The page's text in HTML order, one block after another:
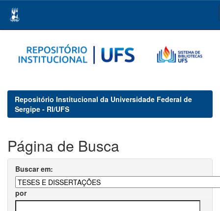
navigation
Repositório Institucional da Universidade Federal de
Sergipe - RI/UFS
Página de Busca
Buscar em:
por